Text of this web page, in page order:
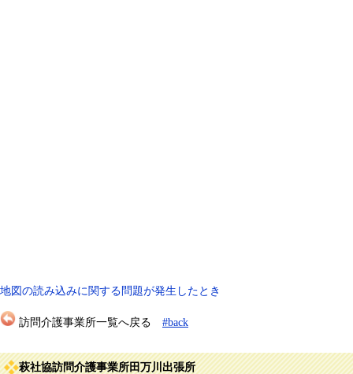
地図の読み込みに関する問題が発生したとき
訪問介護事業所一覧へ戻る #back
萩社協訪問介護事業所田万川出張所